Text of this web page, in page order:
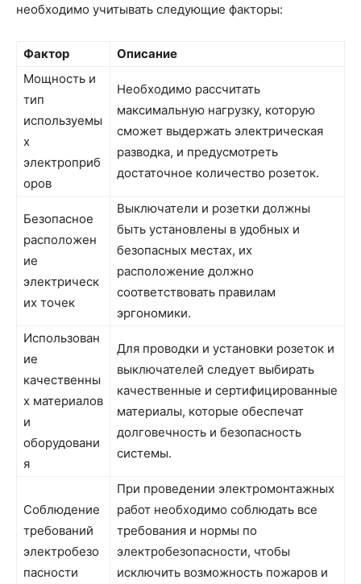
необходимо учитывать следующие факторы:
Фактор
Описание
Мощность и
тип
используемы
х
электроприб
оров
Необходимо рассчитать
максимальную нагрузку, которую
сможет выдержать электрическая
разводка, и предусмотреть
достаточное количество розеток.
Безопасное
расположен
ие
электрическ
их точек
Выключатели и розетки должны
быть установлены в удобных и
безопасных местах, их
расположение должно
соответствовать правилам
эргономики.
Использован
ие
качественны
х материалов
и
оборудовани
я
Для проводки и установки розеток и
выключателей следует выбирать
качественные и сертифицированные
материалы, которые обеспечат
долговечность и безопасность
системы.
Соблюдение
требований
электробезо
пасности
При проведении электромонтажных
работ необходимо соблюдать все
требования и нормы по
электробезопасности, чтобы
исключить возможность пожаров и